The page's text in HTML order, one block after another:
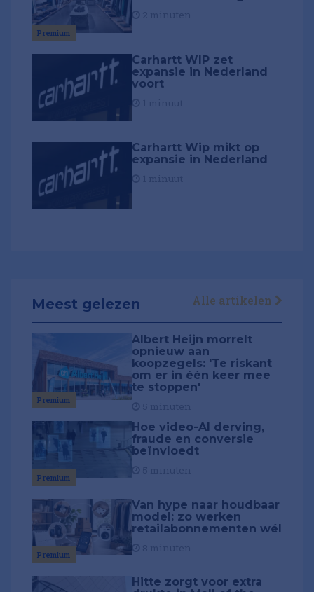
Premium
Carhartt WIP zet
expansie in Nederland
voort
​Carhartt Wip mikt op
expansie in Nederland
Meest gelezen Alle artikelen
Premium
Albert Heijn morrelt
opnieuw aan
koopzegels: 'Te riskant
om er in één keer mee
te stoppen'
Premium
Hoe video-AI derving,
fraude en conversie
beïnvloedt
Premium
Van hype naar houdbaar
model: zo werken
retailabonnementen wél
Hitte zorgt voor extra